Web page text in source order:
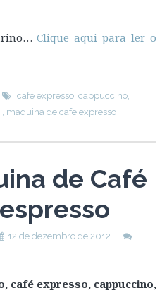
Clique aqui para ler o
café expresso, cappuccino,
, maquina de cafe expresso
de Café
12 de dezembro de 2012
café expresso, cappuccino,